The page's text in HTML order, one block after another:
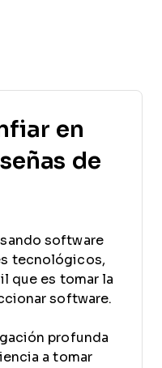
en
de
software
tecnológicos,
que es tomar la
software.
profunda
a tomar